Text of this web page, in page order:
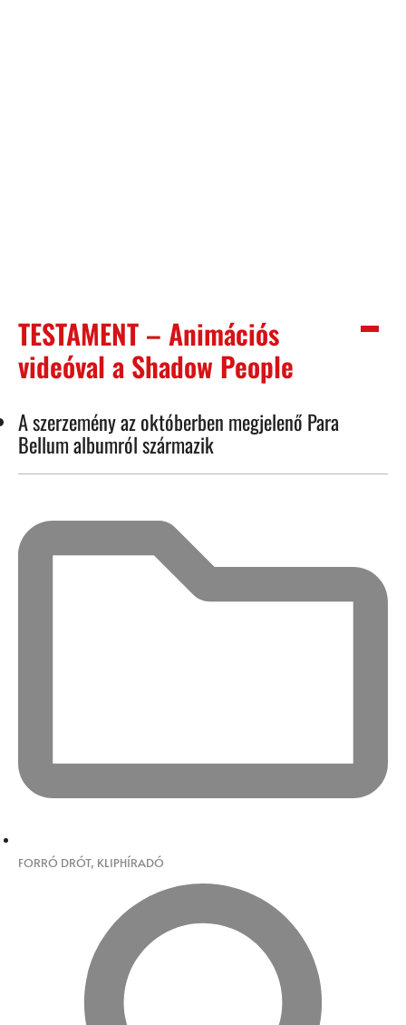
TESTAMENT – Animációs
videóval a Shadow People
A szerzemény az októberben megjelenő Para
Bellum albumról származik
FORRÓ DRÓT, KLIPHÍRADÓ